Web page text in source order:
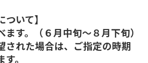
ついて】
す。（６月中旬～８月下旬）
された場合は、ご指定の時期
。